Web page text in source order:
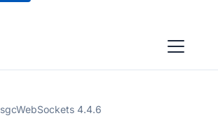
sgcWebSockets 4.4.6